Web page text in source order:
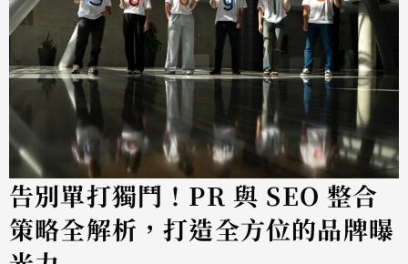
告別單打獨鬥！PR 與 SEO 整合
策略全解析，打造全方位的品牌曝